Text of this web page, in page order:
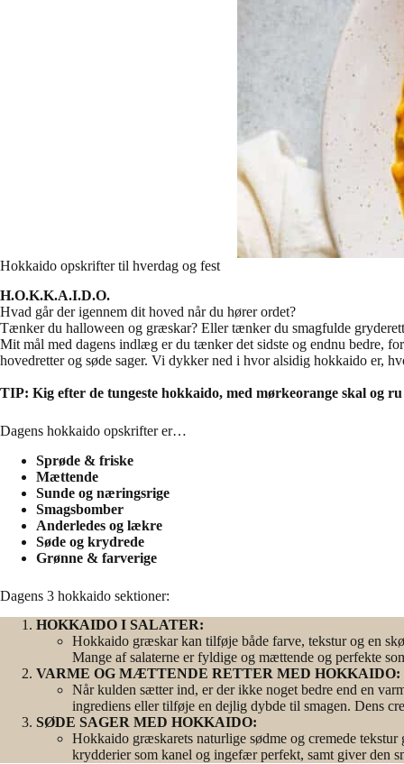
Hokkaido opskrifter til hverdag og fest
H.O.K.K.A.I.D.O.
Hvad går der igennem dit hoved når du hører ordet?
Tænker du halloween og græskar? Eller tænker du smagfulde
Mit mål med dagens indlæg er du tænker det sidste og endnu bedre,
hovedretter og søde sager. Vi dykker ned i hvor alsidig hokkaido er,
TIP: Kig efter de tungeste hokkaido, med mørkeorange skal og
Dagens hokkaido opskrifter er…
Sprøde & friske
Mættende
Sunde og næringsrige
Smagsbomber
Anderledes og lækre
Søde og krydrede
Grønne & farverige
Dagens 3 hokkaido sektioner:
HOKKAIDO I SALATER:
Hokkaido græskar kan tilføje både farve, tekstur og en
Mange af salaterne er fyldige og mættende og perfekte
VARME OG MÆTTENDE RETTER MED HOKKAIDO:
Når kulden sætter ind, er der ikke noget bedre end en
ingrediens eller tilføje en dejlig dybde til smagen. Dens
SØDE SAGER MED HOKKAIDO:
Hokkaido græskarets naturlige sødme og cremede
krydderier som kanel og ingefær perfekt, samt giver den